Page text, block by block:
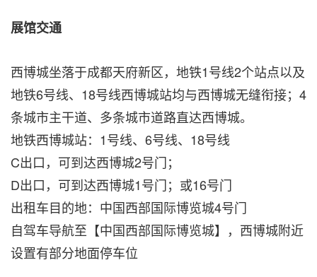
展馆交通
西博城坐落于成都天府新区，地铁1号线2个站点以及
地铁6号线、18号线西博城站均与西博城无缝衔接；4
条城市主干道、多条城市道路直达西博城。
地铁西博城站：1号线、6号线、18号线
C出口，可到达西博城2号门；
D出口，可到达西博城1号门；或16号门
出租车目的地：中国西部国际博览城4号门
自驾车导航至【中国西部国际博览城】，西博城附近
设置有部分地面停车位